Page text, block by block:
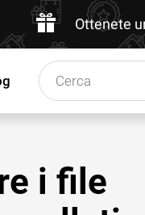
Ottenete
i file